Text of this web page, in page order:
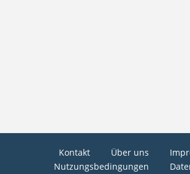
Kontakt Über uns
Nutzungsbedingungen